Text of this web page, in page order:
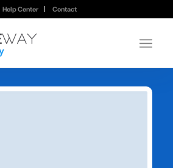
Help Center Contact